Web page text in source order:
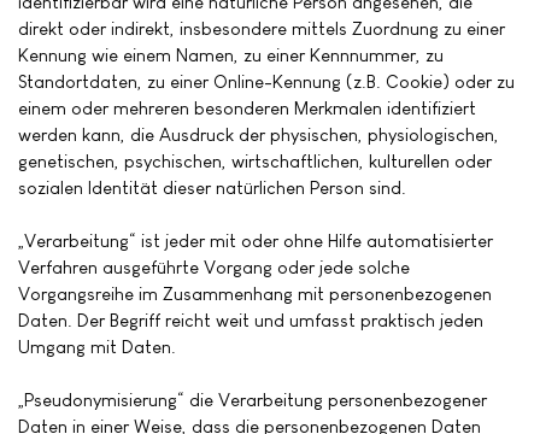
direkt oder indirekt, insbesondere mittels Zuordnung zu einer
Kennung wie einem Namen, zu einer Kennnummer, zu
Standortdaten, zu einer Online-Kennung (z.B. Cookie) oder zu
einem oder mehreren besonderen Merkmalen identifiziert
werden kann, die Ausdruck der physischen, physiologischen,
genetischen, psychischen, wirtschaftlichen, kulturellen oder
sozialen Identität dieser natürlichen Person sind.
„Verarbeitung“ ist jeder mit oder ohne Hilfe automatisierter
Verfahren ausgeführte Vorgang oder jede solche
Vorgangsreihe im Zusammenhang mit personenbezogenen
Daten. Der Begriff reicht weit und umfasst praktisch jeden
Umgang mit Daten.
„Pseudonymisierung“ die Verarbeitung personenbezogener
Daten in einer Weise, dass die personenbezogenen Daten